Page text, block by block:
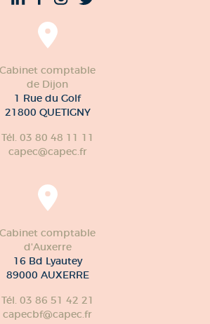
Cabinet comptable
de Dijon
1 Rue du Golf
21800 QUETIGNY
Tél. 03 80 48 11 11
capec@capec.fr
Cabinet comptable
d'Auxerre
16 Bd Lyautey
89000 AUXERRE
Tél. 03 86 51 42 21
capecbf@capec.fr